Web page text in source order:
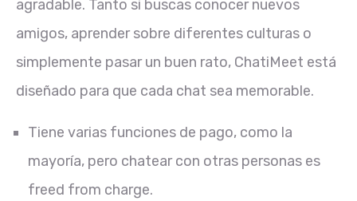
agradable. Tanto si buscas conocer nuevos
amigos, aprender sobre diferentes culturas o
simplemente pasar un buen rato, ChatiMeet está
diseñado para que cada chat sea memorable.
Tiene varias funciones de pago, como la
mayoría, pero chatear con otras personas es
freed from charge.